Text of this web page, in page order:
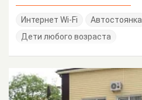
Интернет Wi-Fi
Автостоянка
Дети любого возраста